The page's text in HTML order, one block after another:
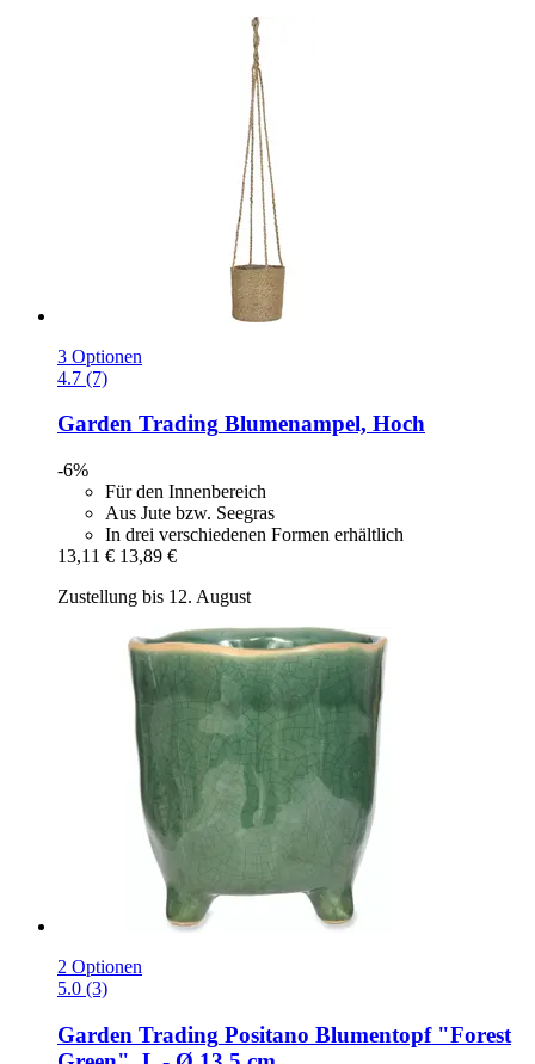
3 Optionen
4.7 (7)
Garden Trading Blumenampel, Hoch
-6%
Für den Innenbereich
Aus Jute bzw. Seegras
In drei verschiedenen Formen erhältlich
13,11 € 13,89 €
Zustellung bis 12. August
2 Optionen
5.0 (3)
Garden Trading Positano Blumentopf "Forest